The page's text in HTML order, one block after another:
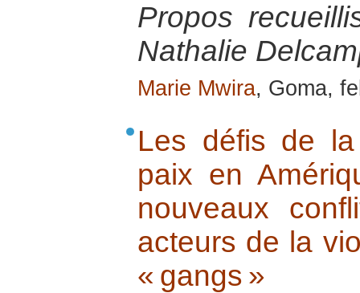
Propos
Nathalie
Marie Mwira, Goma,
Les défis de
paix en
nouveaux
acteurs de la
« gangs »